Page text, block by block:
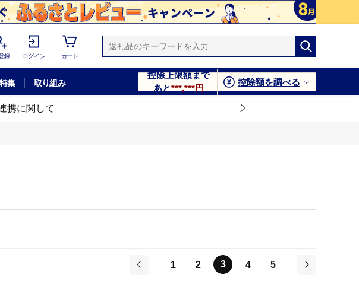
録 ログイン カート
特集 取り組み
控除上限額まで
あと***,***円
控除額を調べる
携に関して
1 2 3 4
5